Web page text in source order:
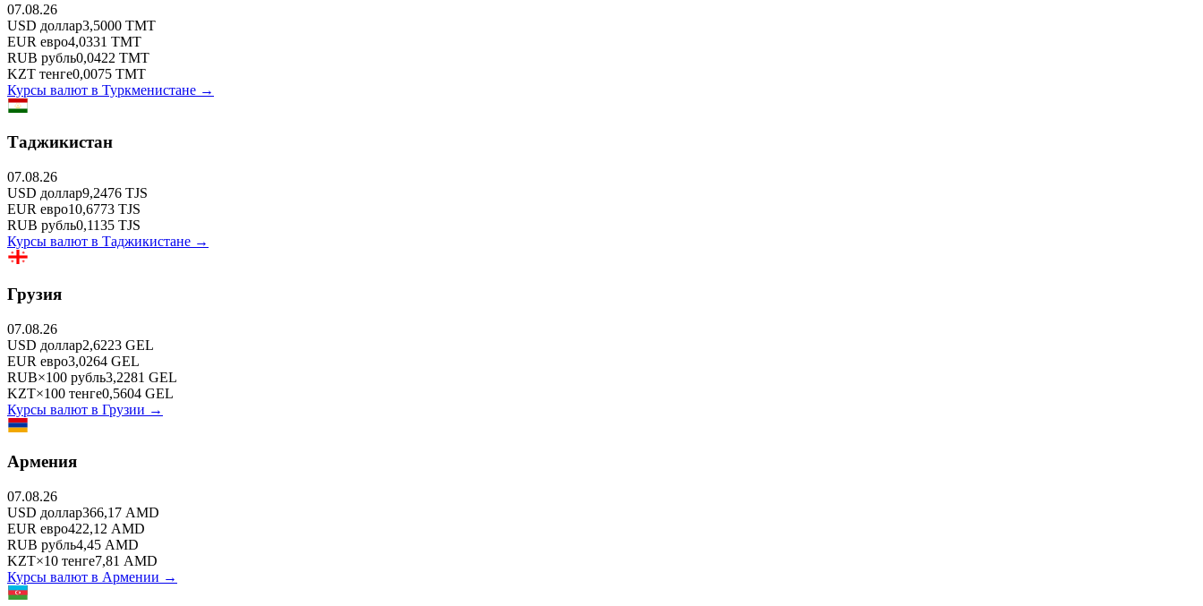
07.08.26
USD доллар3,5000 TMT
EUR евро4,0331 TMT
RUB рубль0,0422 TMT
KZT тенге0,0075 TMT
Курсы валют в Туркменистане →
Таджикистан
07.08.26
USD доллар9,2476 TJS
EUR евро10,6773 TJS
RUB рубль0,1135 TJS
Курсы валют в Таджикистане →
Грузия
07.08.26
USD доллар2,6223 GEL
EUR евро3,0264 GEL
RUB×100 рубль3,2281 GEL
KZT×100 тенге0,5604 GEL
Курсы валют в Грузии →
Армения
07.08.26
USD доллар366,17 AMD
EUR евро422,12 AMD
RUB рубль4,45 AMD
KZT×10 тенге7,81 AMD
Курсы валют в Армении →